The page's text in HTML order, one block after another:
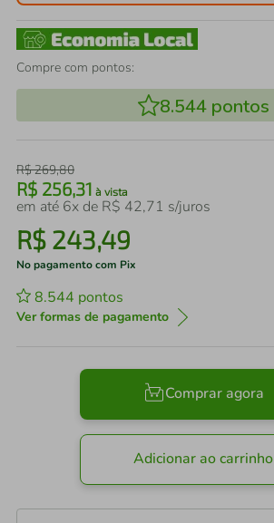
Compre com pontos:
8.544pontos
R$269,80
R$ 256,31 à vista
em até 6x de R$ 42,71 s/juros
R$ 243,49
No pagamento com Pix
8.544 pontos
Ver formas de pagamento
Comprar agora
Adicionar ao carrinho